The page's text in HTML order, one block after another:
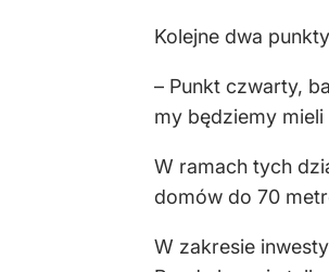
Kolejne dwa
– Punkt czwarty,
my będziemy
W ramach tych
domów do 70
W zakresie